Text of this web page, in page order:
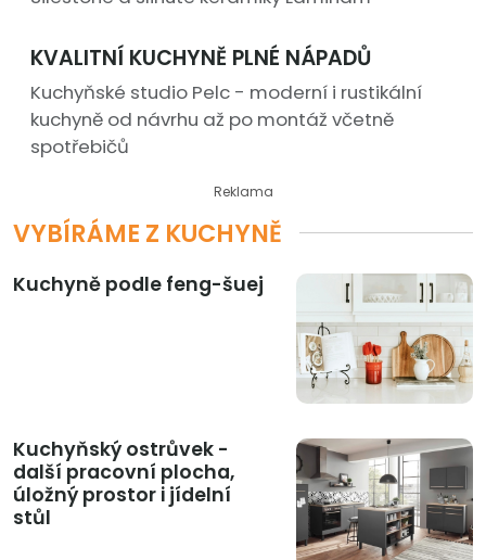
KVALITNÍ KUCHYNĚ PLNÉ NÁPADŮ
Kuchyňské studio Pelc - moderní i rustikální
kuchyně od návrhu až po montáž včetně
spotřebičů
Reklama
VYBÍRÁME Z KUCHYNĚ
Kuchyně podle feng-šuej
Kuchyňský ostrůvek -
další pracovní plocha,
úložný prostor i jídelní
stůl